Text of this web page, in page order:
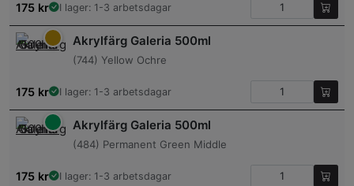
175 kr I lager: 1-3 arbetsdagar
Akrylfärg Galeria 500ml
(744) Yellow Ochre
175 kr I lager: 1-3 arbetsdagar
Akrylfärg Galeria 500ml
(484) Permanent Green Middle
175 kr I lager: 1-3 arbetsdagar